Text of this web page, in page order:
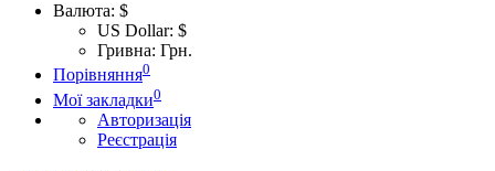
Валюта: $
US Dollar: $
Гривна: Грн.
Порівняння0
Мої закладки0
Авторизація
Реєстрація